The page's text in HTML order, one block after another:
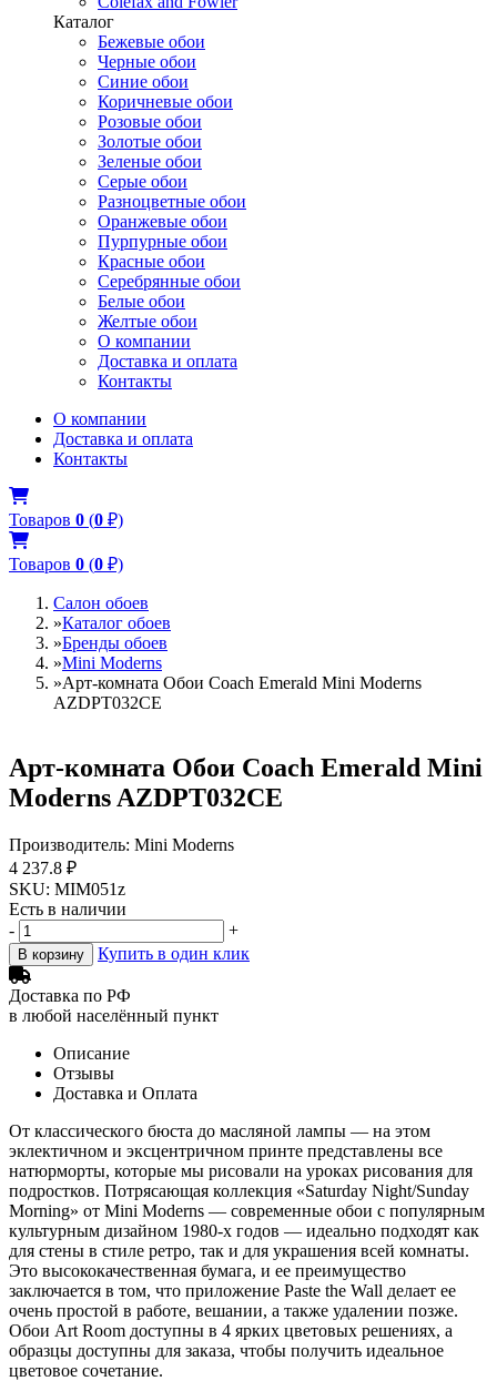
Каталог
Бежевые обои
Черные обои
Синие обои
Коричневые обои
Розовые обои
Золотые обои
Зеленые обои
Серые обои
Разноцветные обои
Оранжевые обои
Пурпурные обои
Красные обои
Серебрянные обои
Белые обои
Желтые обои
О компании
Доставка и оплата
Контакты
О компании
Доставка и оплата
Контакты
Товаров 0 (0 ₽)
Товаров 0 (0 ₽)
Салон обоев
»Каталог обоев
»Бренды обоев
»Mini Moderns
»Арт-комната Обои Coach Emerald Mini Moderns
AZDPT032CE
Арт-комната Обои Coach Emerald Mini
Moderns AZDPT032CE
Производитель: Mini Moderns
4 237.8 ₽
SKU: MIM051z
Есть в наличии
-
+
В корзину Купить в один клик
Доставка по РФ
в любой населённый пункт
Описание
Отзывы
Доставка и Оплата
От классического бюста до масляной лампы — на этом
эклектичном и эксцентричном принте представлены все
натюрморты, которые мы рисовали на уроках рисования для
подростков. Потрясающая коллекция «Saturday Night/Sunday
Morning» от Mini Moderns — современные обои с популярным
культурным дизайном 1980-х годов — идеально подходят как
для стены в стиле ретро, ​​так и для украшения всей комнаты.
Это высококачественная бумага, и ее преимущество
заключается в том, что приложение Paste the Wall делает ее
очень простой в работе, вешании, а также удалении позже.
Обои Art Room доступны в 4 ярких цветовых решениях, а
образцы доступны для заказа, чтобы получить идеальное
цветовое сочетание.